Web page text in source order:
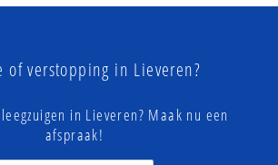
of verstopping in Lieveren?
in Lieveren? Maak nu een
afspraak!